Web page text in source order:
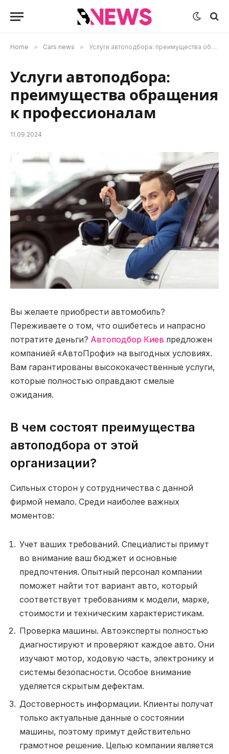
Home » Cars news » Услуги автоподбора: преимущества обращения к профессионалам
Услуги автоподбора:
преимущества обращения
к профессионалам
11.09.2024
Вы желаете приобрести автомобиль?
Переживаете о том, что ошибетесь и напрасно
потратите деньги? Автоподбор Киев предложен
компанией «АвтоПрофи» на выгодных условиях.
Вам гарантированы высококачественные услуги,
которые полностью оправдают смелые
ожидания.
В чем состоят преимущества
автоподбора от этой
организации?
Сильных сторон у сотрудничества с данной
фирмой немало. Среди наиболее важных
моментов:
Учет ваших требований. Специалисты примут
во внимание ваш бюджет и основные
предпочтения. Опытный персонал компании
поможет найти тот вариант авто, который
соответствует требованиям к модели, марке,
стоимости и техническим характеристикам.
Проверка машины. Автоэксперты полностью
диагностируют и проверяют каждое авто. Они
изучают мотор, ходовую часть, электронику и
системы безопасности. Особое внимание
уделяется скрытым дефектам.
Достоверность информации. Клиенты получат
только актуальные данные о состоянии
машины, поэтому примут действительно
грамотное решение. Целью компании является